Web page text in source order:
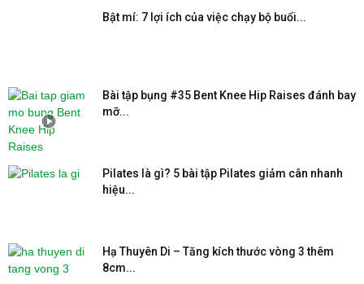
Bật mí: 7 lợi ích của việc chạy bộ buổi...
Bài tập bụng #35 Bent Knee Hip Raises đánh bay
mỡ...
Pilates là gì? 5 bài tập Pilates giảm cân nhanh
hiệu...
Hạ Thuyên Di – Tăng kích thước vòng 3 thêm
8cm...